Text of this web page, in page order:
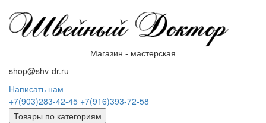
Магазин - мастерская
shop@shv-dr.ru
Написать нам
+7(903)283-42-45 +7(916)393-72-58
Товары по категориям